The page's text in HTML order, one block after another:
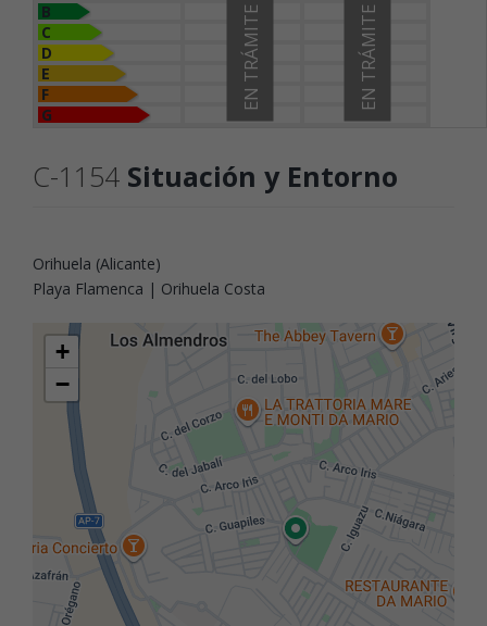
B
C
D
E
F
G
EN TRÁMITE
EN TRÁMITE
C-1154 Situación y Entorno
Orihuela (Alicante)
Playa Flamenca | Orihuela Costa
+
−